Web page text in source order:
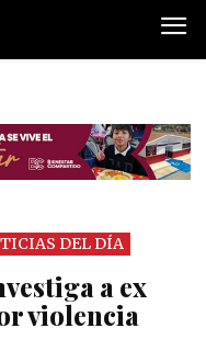
DEL DÍA
a ex
violencia